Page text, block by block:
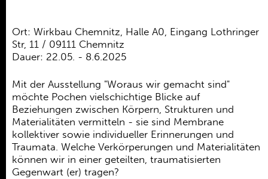
Ehrenamt
Kooperationen
Förderer
Kontakt
Ort: Wirkbau Chemnitz, Halle A0, Eingang Lothringer
Str, 11 / 09111 Chemnitz
Dauer: 22.05. - 8.6.2025
Mit der Ausstellung "Woraus wir gemacht sind"
möchte Pochen vielschichtige Blicke auf
Beziehungen zwischen Körpern, Strukturen und
Materialitäten vermitteln - sie sind Membrane
kollektiver sowie individueller Erinnerungen und
Traumata. Welche Verkörperungen und Materialitäten
können wir in einer geteilten, traumatisierten
Gegenwart (er) tragen?